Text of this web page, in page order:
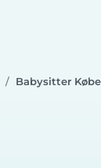
Babysitter